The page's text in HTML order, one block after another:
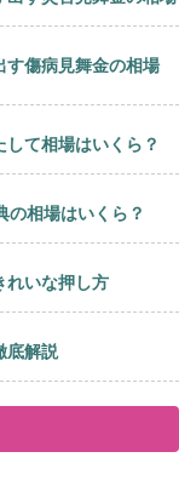
傷病見舞金の相場
て相場はいくら？
相場はいくら？
れいな押し方
底解説